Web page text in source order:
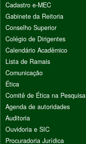
Cadastro e-MEC
Gabinete da Reitoria
Conselho Superior
Colégio de Dirigentes
Calendário Acadêmico
Lista de Ramais
Comunicação
Ética
Comitê de Ética na Pesquisa
Agenda de autoridades
Auditoria
Ouvidoria e SIC
Procuradoria Jurídica